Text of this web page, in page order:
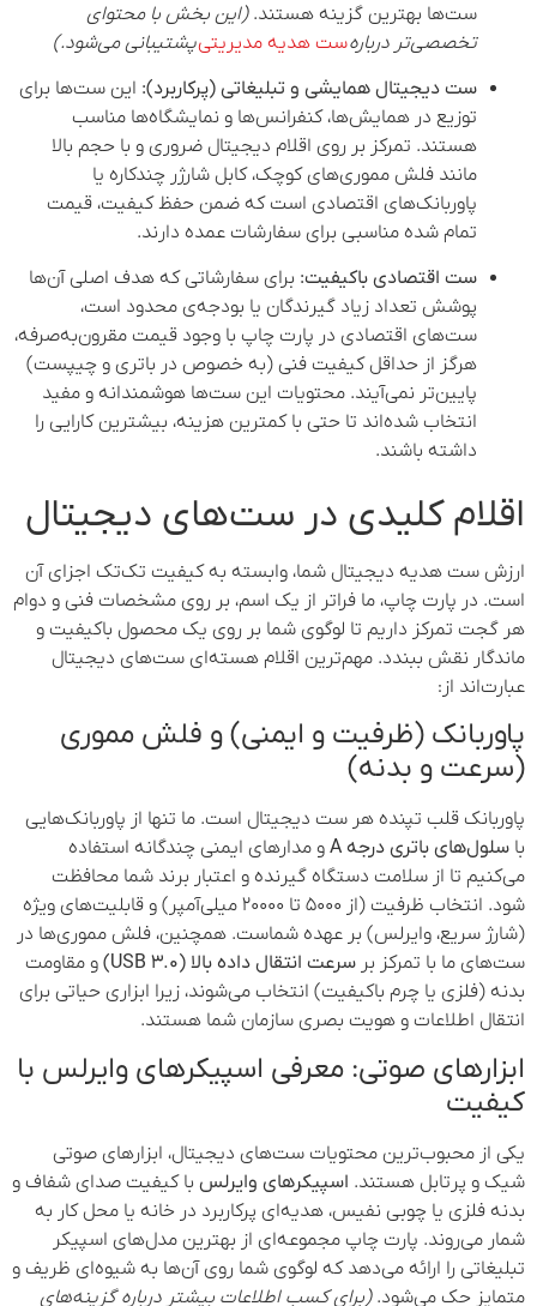
ست‌ها بهترین گزینه هستند.(این بخش با محتوای
تخصصی‌تر دربارهست هدیه مدیریتیپشتیبانی می‌شود.)
ست دیجیتال همایشی و تبلیغاتی (پرکاربرد): این ست‌ها برای
توزیع در همایش‌ها، کنفرانس‌ها و نمایشگاه‌ها مناسب
هستند. تمرکز بر روی اقلام دیجیتال ضروری و با حجم بالا
مانند فلش مموری‌های کوچک، کابل شارژر چندکاره یا
پاوربانک‌های اقتصادی است که ضمن حفظ کیفیت، قیمت
تمام شده مناسبی برای سفارشات عمده دارند.
ست اقتصادی باکیفیت: برای سفارشاتی که هدف اصلی آن‌ها
پوشش تعداد زیاد گیرندگان یا بودجه‌ی محدود است،
ست‌های اقتصادی در پارت چاپ با وجود قیمت مقرون‌به‌صرفه،
هرگز از حداقل کیفیت فنی (به خصوص در باتری و چیپست)
پایین‌تر نمی‌آیند. محتویات این ست‌ها هوشمندانه و مفید
انتخاب شده‌اند تا حتی با کمترین هزینه، بیشترین کارایی را
داشته باشند.
اقلام کلیدی در ست‌های دیجیتال
ارزش ست هدیه دیجیتال شما، وابسته به کیفیت تک‌تک اجزای آن
است. در پارت چاپ، ما فراتر از یک اسم، بر روی مشخصات فنی و دوام
هر گجت تمرکز داریم تا لوگوی شما بر روی یک محصول باکیفیت و
ماندگار نقش ببندد. مهم‌ترین اقلام هسته‌ای ست‌های دیجیتال
عبارت‌اند از:
پاوربانک (ظرفیت و ایمنی) و فلش مموری
(سرعت و بدنه)
پاوربانک قلب تپنده هر ست دیجیتال است. ما تنها از پاوربانک‌هایی
با سلول‌های باتری درجه A
و مدارهای ایمنی چندگانه استفاده
می‌کنیم تا از سلامت دستگاه گیرنده و اعتبار برند شما محافظت
شود. انتخاب ظرفیت (از ۵۰۰۰ تا ۲۰۰۰۰ میلی‌آمپر) و قابلیت‌های ویژه
(شارژ سریع، وایرلس) بر عهده شماست. همچنین، فلش مموری‌ها در
ست‌های ما با تمرکز بر سرعت انتقال داده بالا (USB 3.0)
و مقاومت
بدنه (فلزی یا چرم باکیفیت) انتخاب می‌شوند، زیرا ابزاری حیاتی برای
انتقال اطلاعات و هویت بصری سازمان شما هستند.
ابزارهای صوتی: معرفی اسپیکرهای وایرلس با
کیفیت
یکی از محبوب‌ترین محتویات ست‌های دیجیتال، ابزارهای صوتی
شیک و پرتابل هستند. اسپیکرهای وایرلس با کیفیت صدای شفاف و
بدنه فلزی یا چوبی نفیس، هدیه‌ای پرکاربرد در خانه یا محل کار به
شمار می‌روند. پارت چاپ مجموعه‌ای از بهترین مدل‌های اسپیکر
تبلیغاتی را ارائه می‌دهد که لوگوی شما روی آن‌ها به شیوه‌ای ظریف و
متمایز حک می‌شود.(برای کسب اطلاعات بیشتر درباره گزینه‌های